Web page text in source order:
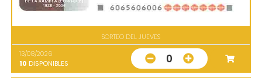
SORTEO DEL JUEVES
13/08/2026
10 DISPONIBLES 0